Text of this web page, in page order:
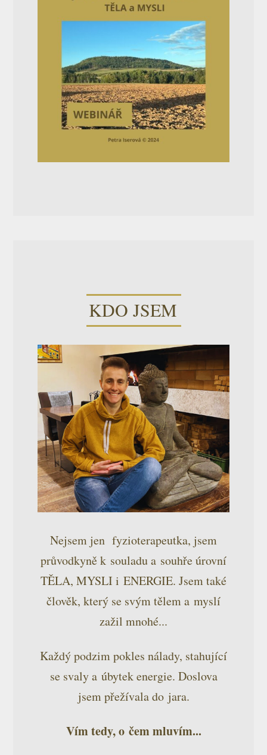
KDO JSEM
Nejsem jen fyzioterapeutka, jsem
průvodkyně k souladu a souhře úrovní
TĚLA, MYSLI i ENERGIE. Jsem také
člověk, který se svým tělem a myslí
zažil mnohé...
Každý podzim pokles nálady, stahující
se svaly a úbytek energie. Doslova
jsem přežívala do jara.
Vím tedy, o čem mluvím...